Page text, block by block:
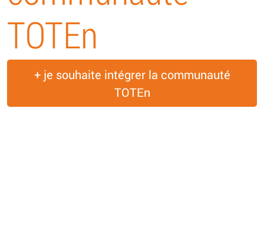
TOTEn
+ je souhaite intégrer la communauté
TOTEn